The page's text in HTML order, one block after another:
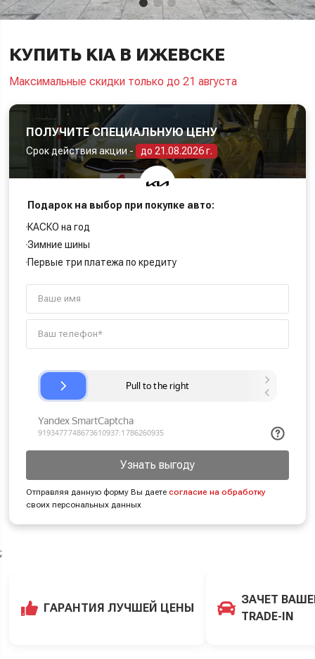
КУПИТЬ KIA В ИЖЕВСКЕ
Максимальные скидки только до 21 августа
ПОЛУЧИТЕ СПЕЦИАЛЬНУЮ ЦЕНУ
Срок действия акции - до 21.08.2026 г.
Подарок на выбор при покупке авто:
КАСКО на год
Зимние шины
Первые три платежа по кредиту
Узнать выгоду
Отправляя данную форму Вы даетесогласие на обработку
своих персональных данных
;
ГАРАНТИЯ ЛУЧШЕЙ ЦЕНЫ
ЗАЧЕТ
TRADE-IN